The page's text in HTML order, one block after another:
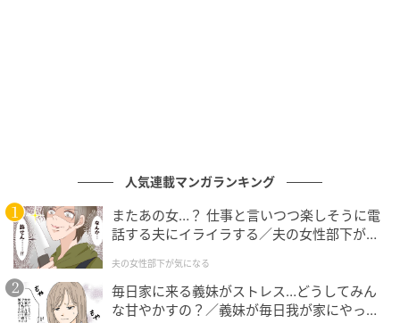
夫の決断と嘆く姑
夫は姑に電話をかけ始めました。
人気連載マンガランキング
またあの女…？ 仕事と言いつつ楽しそうに電
話する夫にイライラする／夫の女性部下が気
夫の女性部下が気になる
毎日家に来る義妹がストレス…どうしてみん
な甘やかすの？／義妹が毎日我が家にやって